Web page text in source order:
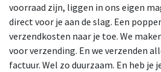
voorraad zijn, liggen in ons eigen
direct voor je aan de slag. Een
verzendkosten naar je toe. We
voor verzending. En we verzenden
factuur. Wel zo duurzaam. En heb je